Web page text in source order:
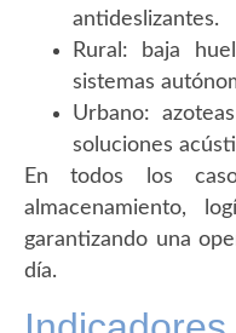
antideslizantes.
Rural: baja
sistemas
Urbano:
soluciones
En todos los
almacenamiento,
garantizando una
día.